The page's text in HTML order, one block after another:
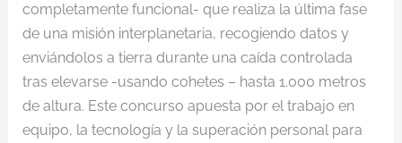
completamente funcional- que realiza la última fase
de una misión interplanetaria, recogiendo datos y
enviándolos a tierra durante una caída controlada
tras elevarse -usando cohetes – hasta 1.000 metros
de altura. Este concurso apuesta por el trabajo en
equipo, la tecnología y la superación personal para